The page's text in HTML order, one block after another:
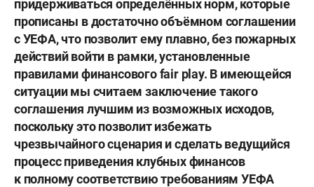
придерживаться определённых норм, которые
прописаны в достаточно объёмном соглашении
с УЕФА, что позволит ему плавно, без пожарных
действий войти в рамки, установленные
правилами финансового fair play. В имеющейся
ситуации мы считаем заключение такого
соглашения лучшим из возможных исходов,
поскольку это позволит избежать
чрезвычайного сценария и сделать ведущийся
процесс приведения клубных финансов
к полному соответствию требованиям УЕФА